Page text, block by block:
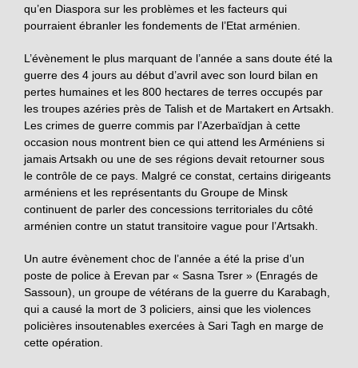
qu’en Diaspora sur les problèmes et les facteurs qui
pourraient ébranler les fondements de l’Etat arménien.
L’évènement le plus marquant de l’année a sans doute été la
guerre des 4 jours au début d’avril avec son lourd bilan en
pertes humaines et les 800 hectares de terres occupés par
les troupes azéries près de Talish et de Martakert en Artsakh.
Les crimes de guerre commis par l’Azerbaïdjan à cette
occasion nous montrent bien ce qui attend les Arméniens si
jamais Artsakh ou une de ses régions devait retourner sous
le contrôle de ce pays. Malgré ce constat, certains dirigeants
arméniens et les représentants du Groupe de Minsk
continuent de parler des concessions territoriales du côté
arménien contre un statut transitoire vague pour l’Artsakh.
Un autre évènement choc de l’année a été la prise d’un
poste de police à Erevan par « Sasna Tsrer » (Enragés de
Sassoun), un groupe de vétérans de la guerre du Karabagh,
qui a causé la mort de 3 policiers, ainsi que les violences
policières insoutenables exercées à Sari Tagh en marge de
cette opération.